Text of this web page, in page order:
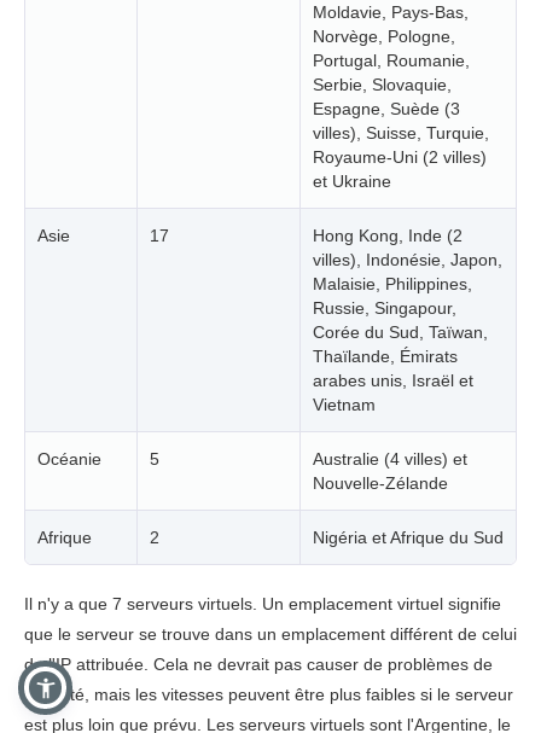
Moldavie, Pays-Bas,
Norvège, Pologne,
Portugal, Roumanie,
Serbie, Slovaquie,
Espagne, Suède (3
villes), Suisse, Turquie,
Royaume-Uni (2 villes)
et Ukraine
Asie 17
Hong Kong, Inde (2
villes), Indonésie, Japon,
Malaisie, Philippines,
Russie, Singapour,
Corée du Sud, Taïwan,
Thaïlande, Émirats
arabes unis, Israël et
Vietnam
Océanie 5
Australie (4 villes) et
Nouvelle-Zélande
Afrique 2 Nigéria et Afrique du Sud
Il n'y a que 7 serveurs virtuels. Un emplacement virtuel signifie
que le serveur se trouve dans un emplacement différent de celui
de l'IP attribuée. Cela ne devrait pas causer de problèmes de
sécurité, mais les vitesses peuvent être plus faibles si le serveur
est plus loin que prévu. Les serveurs virtuels sont l'Argentine, le